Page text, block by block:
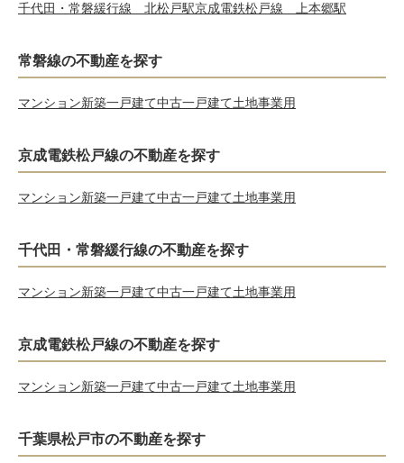
千代田・常磐緩行線 北松戸駅京成電鉄松戸線 上本郷駅
常磐線の不動産を探す
マンション新築一戸建て中古一戸建て土地事業用
京成電鉄松戸線の不動産を探す
マンション新築一戸建て中古一戸建て土地事業用
千代田・常磐緩行線の不動産を探す
マンション新築一戸建て中古一戸建て土地事業用
京成電鉄松戸線の不動産を探す
マンション新築一戸建て中古一戸建て土地事業用
千葉県松戸市の不動産を探す